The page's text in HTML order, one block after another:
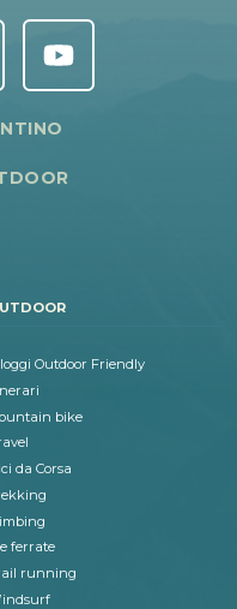
Outdoor Friendly
bike
da Corsa
ferrate
running